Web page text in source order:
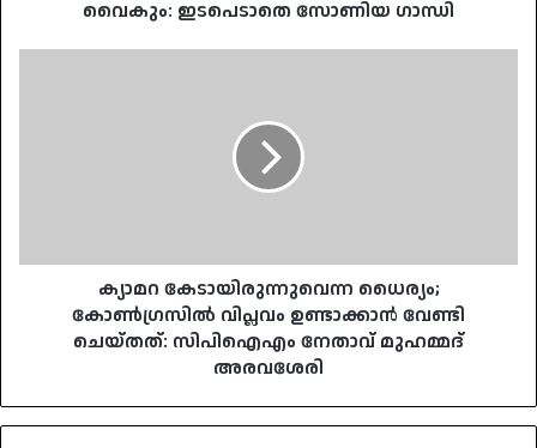
വൈകും: ഇടപെടാതെ സോണിയ ഗാന്ധി
സിപിഐഎം
മുഹമ്മദ്
അരവശേരി
ക്യാമറ കേടായിരുന്നുവെന്ന ധൈര്യം;
കോണ്‍ഗ്രസില്‍ വിപ്ലവം ഉണ്ടാക്കാന്‍ വേണ്ടി
ചെയ്തത്: സിപിഐഎം നേതാവ് മുഹമ്മദ്
അരവശേരി